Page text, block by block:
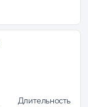
Длительность